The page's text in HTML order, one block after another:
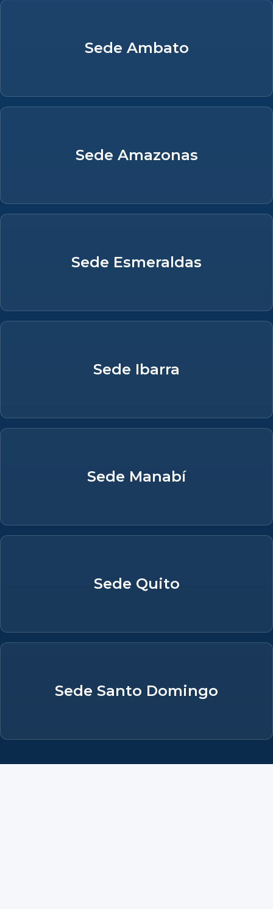
Sede Ambato
Sede Amazonas
Sede Esmeraldas
Sede Ibarra
Sede Manabí
Sede Quito
Sede Santo Domingo